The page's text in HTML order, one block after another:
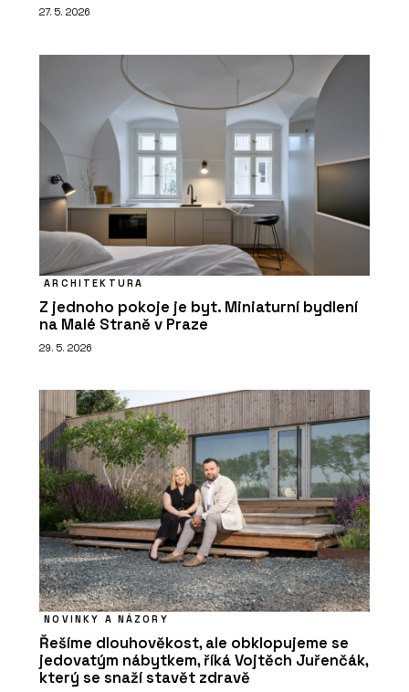
27. 5. 2026
ARCHITEKTURA
Z jednoho pokoje je byt. Miniaturní bydlení
na Malé Straně v Praze
29. 5. 2026
NOVINKY A NÁZORY
Řešíme dlouhověkost, ale obklopujeme se
jedovatým nábytkem, říká Vojtěch Juřenčák,
který se snaží stavět zdravě